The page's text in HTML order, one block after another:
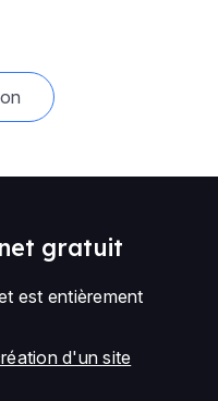
gratuit
est entièrement
d'un site